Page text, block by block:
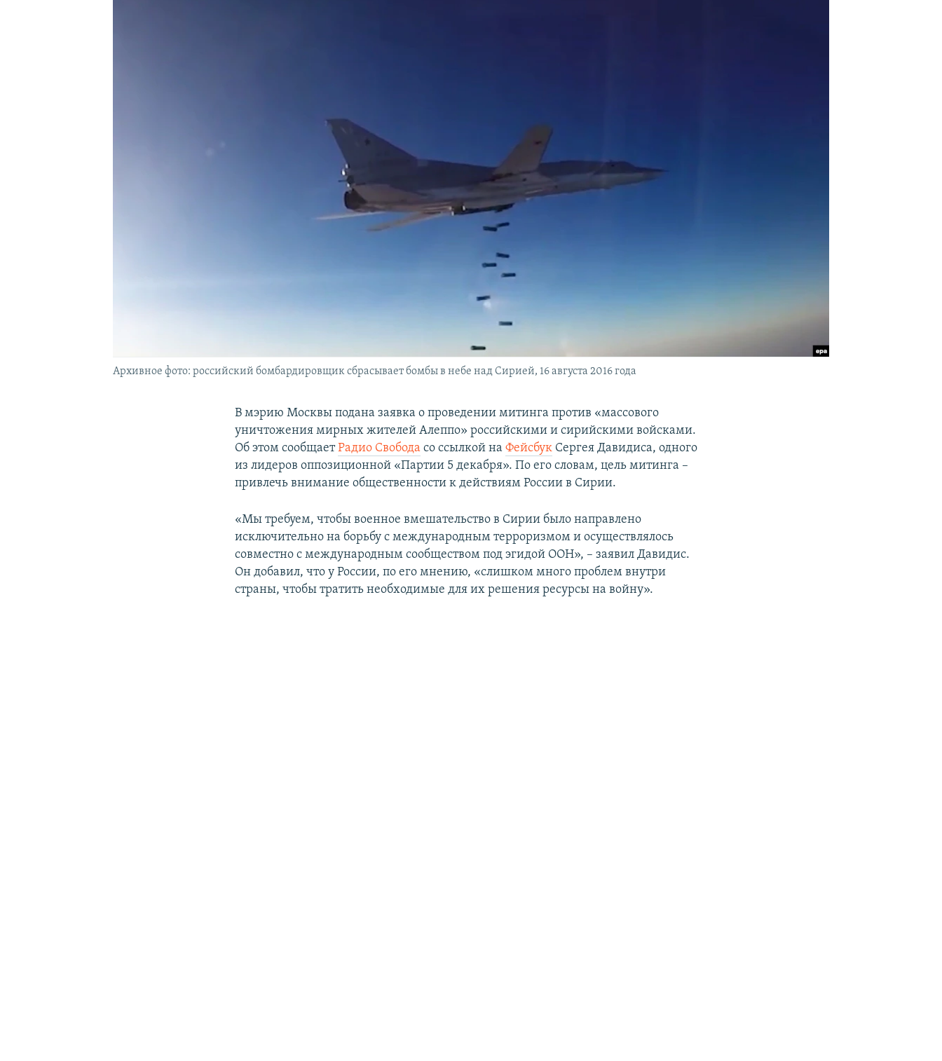
Архивное фото: российский бомбардировщик сбрасывает бомбы в небе над Сирией, 16 августа 2016 года
В мэрию Москвы подана заявка о проведении митинга против «массового
уничтожения мирных жителей Алеппо» российскими и сирийскими войсками.
Об этом сообщаетРадио Свобода со ссылкой наФейсбук Сергея Давидиса, одного
из лидеров оппозиционной «Партии 5 декабря». По его словам, цель митинга –
привлечь внимание общественности к действиям России в Сирии.
«Мы требуем, чтобы военное вмешательство в Сирии было направлено
исключительно на борьбу с международным терроризмом и осуществлялось
совместно с международным сообществом под эгидой ООН», – заявил Давидис.
Он добавил, что у России, по его мнению, «слишком много проблем внутри
страны, чтобы тратить необходимые для их решения ресурсы на войну».